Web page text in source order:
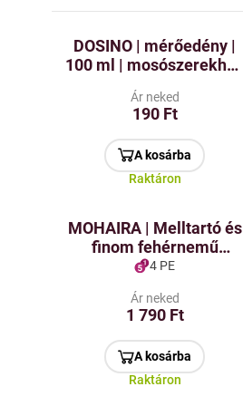
DOSINO | mérőedény |
100 ml | mosószerekhez
tisztítószerekhez
Ár neked
190 Ft
A kosárba
Raktáron
MOHAIRA | Melltartó és
finom fehérnemű
mosási kosár |
⌀16 cm
4 PE
Ár neked
1 790 Ft
A kosárba
Raktáron